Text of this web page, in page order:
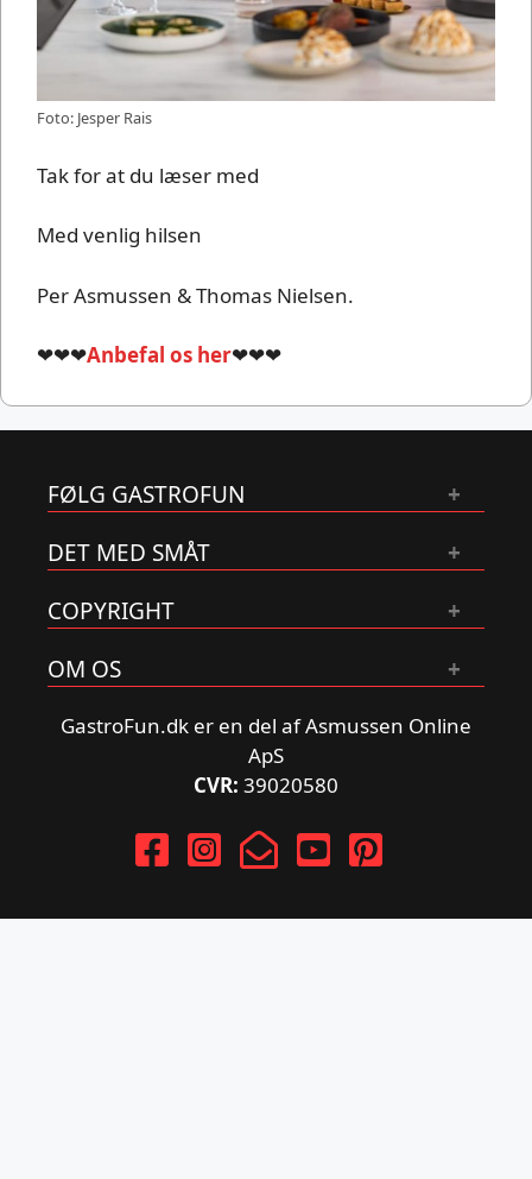
Foto: Jesper Rais
Tak for at du læser med
Med venlig hilsen
Per Asmussen & Thomas Nielsen.
❤❤❤Anbefal os her❤❤❤
FØLG GASTROFUN
DET MED SMÅT
COPYRIGHT
OM OS
GastroFun.dk er en del af Asmussen Online
ApS
CVR: 39020580